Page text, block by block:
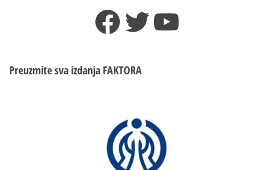
Facebook
TwitterYouTube
Preuzmite sva izdanja FAKTORA